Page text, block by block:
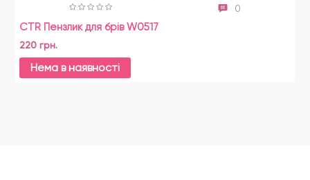
0
CTR Пензлик для брів W0517
220 грн.
Нема в наявності